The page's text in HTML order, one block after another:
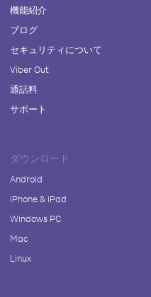
機能紹介
ブログ
セキュリティについて
Viber Out
通話料
サポート
ダウンロード
Android
iPhone & iPad
Windows PC
Mac
Linux